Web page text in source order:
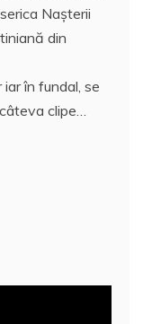
Naşterii
din
în fundal, se
clipe…